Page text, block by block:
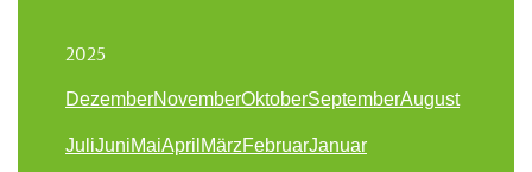
2025
DezemberNovemberOktoberSeptemberAugust
JuliJuniMaiApril MärzFebruarJanuar